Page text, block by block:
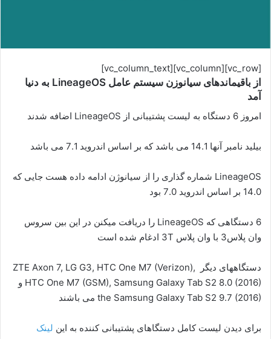
[vc_row][vc_column][vc_column_text]
از باقیماندهای سیانوزن سیستم عامل LineageOS به دنیا
آمد
امروز 6 دستگاه به لیست پشتیبانی از LineageOS اضافه شدند
بیلید نامبر آنها 14.1 می باشد که بر اساس اندروید 7.1 می باشد
LineageOS شماره گذاری را از سیانوژن ادامه داده هست جایی که
14.0 بر اساس اندروید 7.0 بود
6 دستگاهی که LineageOS را دریافت میکنن در این بین سروس
وان پلاس3 با وان پلاس 3T ادغام شده است
دستگاههای دیگر ZTE Axon 7, LG G3, HTC One M7 (Verizon),
HTC One M7 (GSM), Samsung Galaxy Tab S2 8.0 (2016) و
the Samsung Galaxy Tab S2 9.7 (2016) می باشند
برای دیدن لیست کامل دستگاهای پشتیبانی کننده به این لینک